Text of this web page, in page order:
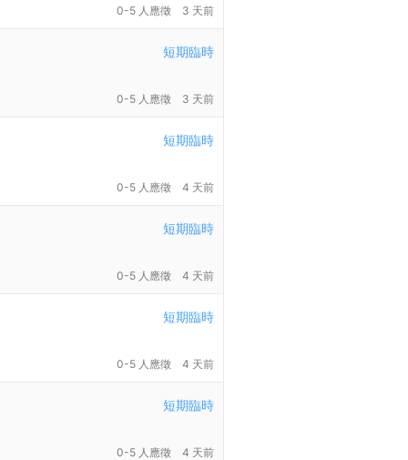
0-5 人應徵 3 天前
短期臨時
0-5 人應徵 3 天前
短期臨時
0-5 人應徵 4 天前
短期臨時
0-5 人應徵 4 天前
短期臨時
0-5 人應徵 4 天前
短期臨時
0-5 人應徵 4 天前